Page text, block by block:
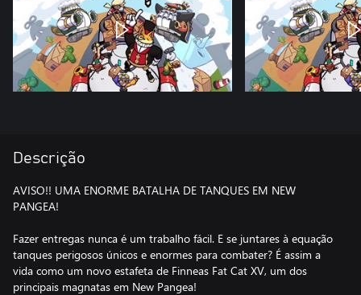
Descrição
AVISO!! UMA ENORME BATALHA DE TANQUES EM NEW
PANGEA!
Fazer entregas nunca é um trabalho fácil. E se juntares à equação
tanques perigosos únicos e enormes para combater? É assim a
vida como um novo estafeta de Finneas Fat Cat XV, um dos
principais magnatas em New Pangea!